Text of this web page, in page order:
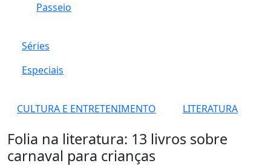
Passeio
Séries
Especiais
CULTURA E ENTRETENIMENTO LITERATURA
Folia na literatura: 13 livros sobre
carnaval para crianças